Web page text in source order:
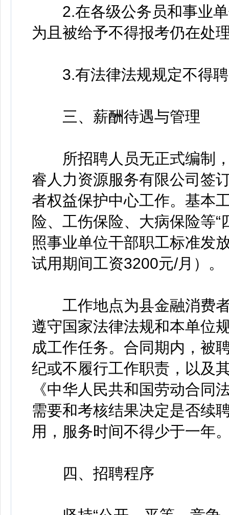
2.在各级公务员和事业单
为且被给予不得报考仍在处
3.有法律法规规定不得聘
三、薪酬待遇与管理
所招聘人员无正式编制，
睿人力资源服务有限公司签
者权益保护中心工作。基本
险、工伤保险、大病保险等
照事业单位干部职工标准发
试用期间工资3200元/月）。
工作地点为县金融消费者
遵守国家法律法规和本单位
成工作任务。合同期内，被
纪或不履行工作职责，以及
《中华人民共和国劳动合同
需要和考核结果决定是否续
用，服务时间不得少于一年
四、招聘程序